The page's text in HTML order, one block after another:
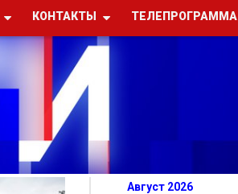
КОНТАКТЫ ТЕЛЕПРОГРАММА
Август 2026